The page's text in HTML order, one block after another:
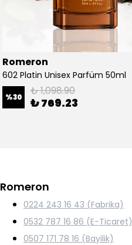
Romeron
602 Platin Unisex Parfüm 50ml
%30 ₺ 1,098.90
₺ 769.23
Romeron
0224 243 16 43 (Fabrika)
0532 787 16 86 (E-Ticaret)
0507 171 78 16 (Bayilik)